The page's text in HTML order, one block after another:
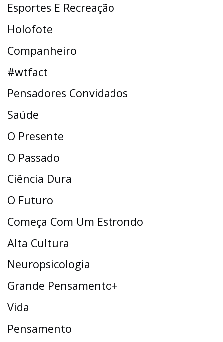
Esportes E Recreação
Holofote
Companheiro
#wtfact
Pensadores Convidados
Saúde
O Presente
O Passado
Ciência Dura
O Futuro
Começa Com Um Estrondo
Alta Cultura
Neuropsicologia
Grande Pensamento+
Vida
Pensamento